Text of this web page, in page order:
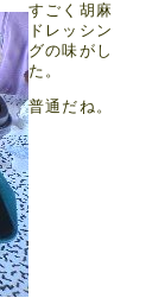
すごく胡麻
ドレッシン
グの味がし
た。
普通だね。